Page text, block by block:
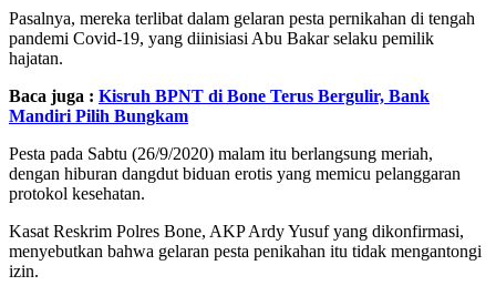
Pasalnya, mereka terlibat dalam gelaran pesta pernikahan di tengah
pandemi Covid-19, yang diinisiasi Abu Bakar selaku pemilik
hajatan.
Baca juga : Kisruh BPNT di Bone Terus Bergulir, Bank
Mandiri Pilih Bungkam
Pesta pada Sabtu (26/9/2020) malam itu berlangsung meriah,
dengan hiburan dangdut biduan erotis yang memicu pelanggaran
protokol kesehatan.
Kasat Reskrim Polres Bone, AKP Ardy Yusuf yang dikonfirmasi,
menyebutkan bahwa gelaran pesta penikahan itu tidak mengantongi
izin.